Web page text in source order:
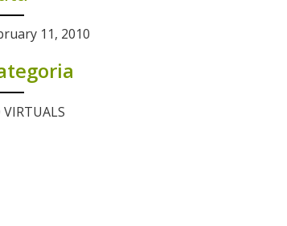
11, 2010
VIRTUALS